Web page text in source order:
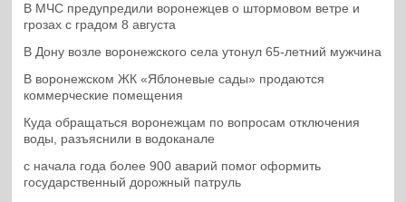
В МЧС предупредили воронежцев о штормовом ветре и
грозах с градом 8 августа
В Дону возле воронежского села утонул 65-летний мужчина
В воронежском ЖК «Яблоневые сады» продаются
коммерческие помещения
Куда обращаться воронежцам по вопросам отключения
воды, разъяснили в водоканале
с начала года более 900 аварий помог оформить
государственный дорожный патруль